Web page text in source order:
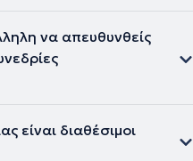
να απευθυνθείς
είναι διαθέσιμοι